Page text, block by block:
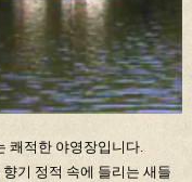
쾌적한 야영장입니다.
기 정적 속에 들리는 새들